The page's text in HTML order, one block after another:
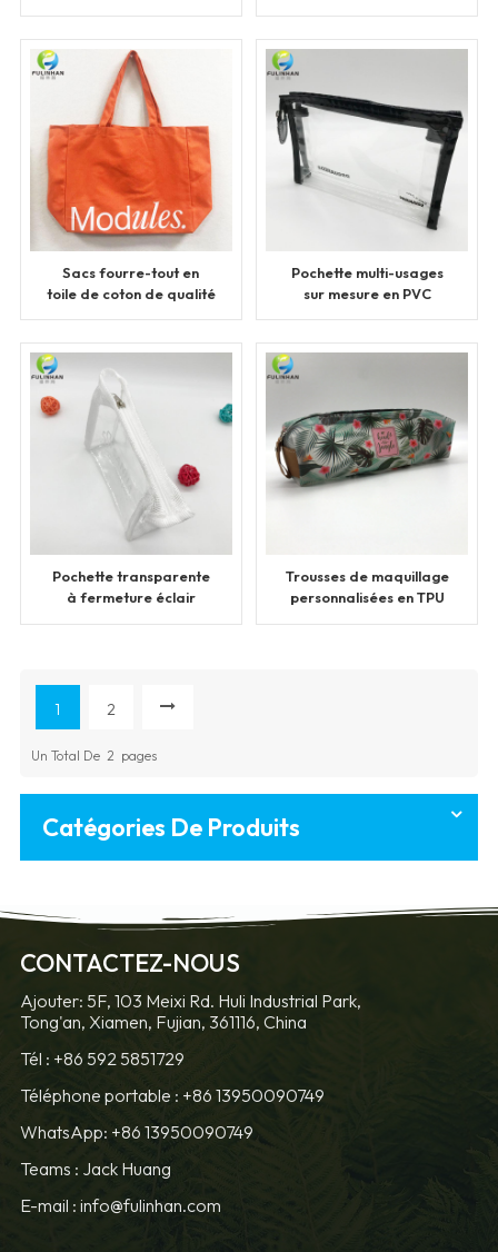
Sacs fourre-tout en
toile de coton de qualité
Pochette multi-usages
sur mesure en PVC
Pochette transparente
à fermeture éclair
Trousses de maquillage
personnalisées en TPU
1 2
Un Total De 2 Pages
Catégories De Produits
CONTACTEZ-NOUS
Ajouter: 5F, 103 Meixi Rd. Huli Industrial Park,
Tong'an, Xiamen, Fujian, 361116, China
Tél : +86 592 5851729
Téléphone portable : +86 13950090749
WhatsApp: +86 13950090749
Teams : Jack Huang
E-mail : info@fulinhan.com